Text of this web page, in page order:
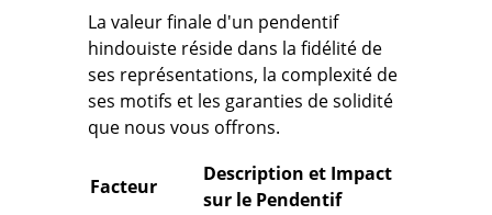
La valeur finale d'un pendentif
hindouiste réside dans la fidélité de
ses représentations, la complexité de
ses motifs et les garanties de solidité
que nous vous offrons.
Facteur
Description et Impact
sur le Pendentif